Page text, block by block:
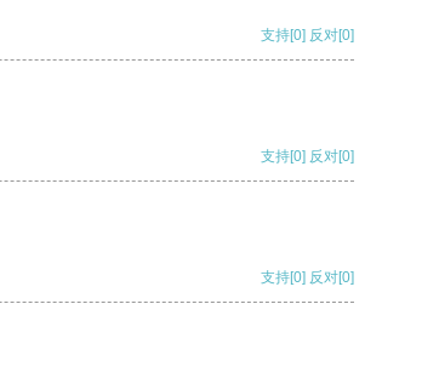
支持[0] 反对[0]
支持[0] 反对[0]
支持[0] 反对[0]